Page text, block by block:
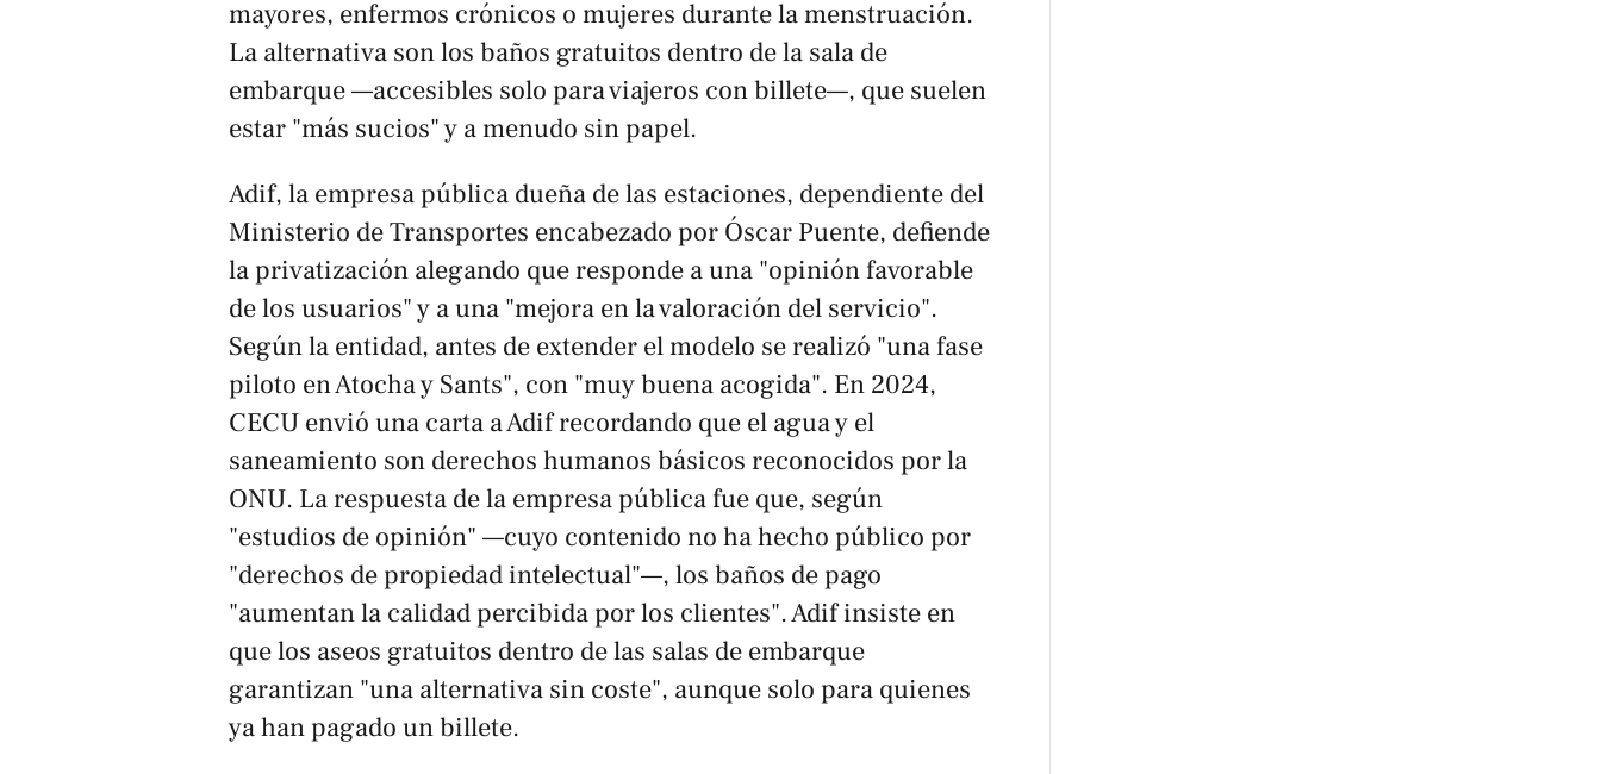
mayores, enfermos crónicos o mujeres durante la menstruación.
La alternativa son los baños gratuitos dentro de la sala de
embarque —accesibles solo para viajeros con billete—, que suelen
estar "más sucios" y a menudo sin papel.
Adif, la empresa pública dueña de las estaciones, dependiente del
Ministerio de Transportes encabezado por Óscar Puente, defiende
la privatización alegando que responde a una "opinión favorable
de los usuarios" y a una "mejora en la valoración del servicio".
Según la entidad, antes de extender el modelo se realizó "una fase
piloto en Atocha y Sants", con "muy buena acogida". En 2024,
CECU envió una carta a Adif recordando que el agua y el
saneamiento son derechos humanos básicos reconocidos por la
ONU. La respuesta de la empresa pública fue que, según
"estudios de opinión" —cuyo contenido no ha hecho público por
"derechos de propiedad intelectual"—, los baños de pago
"aumentan la calidad percibida por los clientes". Adif insiste en
que los aseos gratuitos dentro de las salas de embarque
garantizan "una alternativa sin coste", aunque solo para quienes
ya han pagado un billete.